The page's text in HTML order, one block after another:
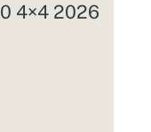
4×4 2026